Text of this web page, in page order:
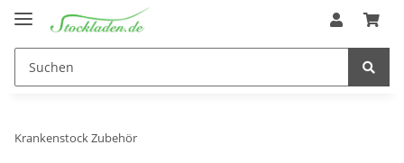
Krankenstock Zubehör